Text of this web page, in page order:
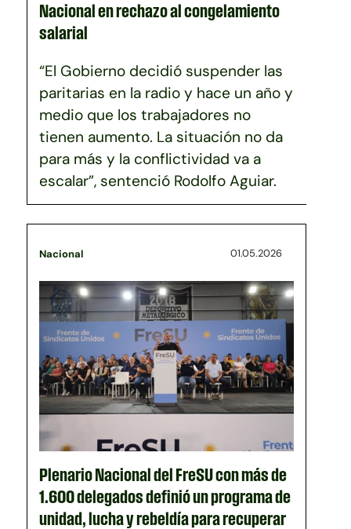
Nacional en rechazo al congelamiento
salarial
“El Gobierno decidió suspender las
paritarias en la radio y hace un año y
medio que los trabajadores no
tienen aumento. La situación no da
para más y la conflictividad va a
escalar”, sentenció Rodolfo Aguiar.
Nacional 01.05.2026
Plenario Nacional del FreSU con más de
1.600 delegados definió un programa de
unidad, lucha y rebeldía para recuperar